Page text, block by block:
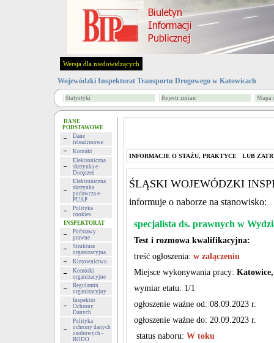
Wersja dla niedowidzących
Wojewódzki Inspektorat Transportu Drogowego w Katowicach
Statystyki Rejestr zmian Mapa
DANE
PODSTAWOWE
Dane
teleadresowe
Kontakt
Elektroniczna
skrzynka e-
Doręczeń
Elektroniczna
skrzynka
podawcza e-
PUAP
Polityka
cookies
INSPEKTORAT
Podstawy
prawne
Struktura
organizacyjna
Kierownictwo
Komórki
organizacyjne
Regulamin
organizacyjny
Inspektor
Ochrony
Danych
Polityka
ochrony danych
osobowych -
RODO
INFORMACJE O STAŻU, PRAKTYCE LUB
ŚLĄSKI WOJEWÓDZKI
informuje o naborze na stanowisko:
specjalista ds. prawnych w
Test i rozmowa kwalifikacyjna:
treść ogłoszenia: w załączeniu
Miejsce wykonywania pracy:
wymiar etatu: 1/1
ogłoszenie ważne od: 08.09.2023 r.
ogłoszenie ważne do: 20.09.2023 r.
status naboru: W toku